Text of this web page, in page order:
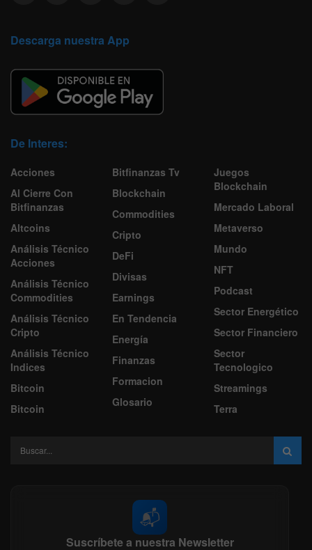
Descarga nuestra App
De Interes:
Acciones
Al Cierre Con
Bitfinanzas
Altcoins
Análisis Técnico
Acciones
Análisis Técnico
Commodities
Análisis Técnico
Cripto
Análisis Técnico
Indices
Bitcoin
Bitcoin
Bitfinanzas Tv
Blockchain
Commodities
Cripto
DeFi
Divisas
Earnings
En Tendencia
Energía
Finanzas
Formacion
Glosario
Juegos
Blockchain
Mercado Laboral
Metaverso
Mundo
NFT
Podcast
Sector Energético
Sector Financiero
Sector
Tecnologico
Streamings
Terra
📬
Suscríbete a nuestra Newsletter